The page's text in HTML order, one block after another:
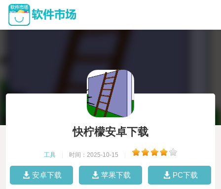
快柠檬安卓下载
工具 时间：2025-10-15
安卓下载 苹果下载 PC下载